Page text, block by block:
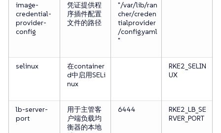
image-
credential-
provider-
config
凭证提供程
序插件配置
文件的路径
"/var/lib/ran
cher/creden
tialprovider
/config.yaml
"
selinux
在container
d中启用SELi
nux
RKE2_SELIN
UX
lb-server-
port
用于主管客
户端负载均
衡器的本地
6444
RKE2_LB_SE
RVER_PORT